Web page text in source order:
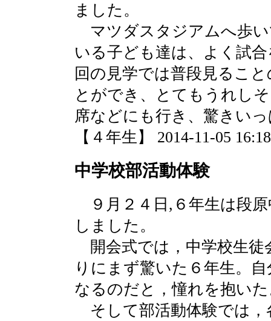
ました。
マツダスタジアムへ歩
いる子ども達は、よく試
回の見学では普段見るこ
とができ、とてもうれし
席などにも行き、驚きい
【４年生】 2014-11-05
中学校部活動体験
９月２４日,６年生は段
しました。
開会式では，中学校生徒
りにまず驚いた６年生。
なるのだと，憧れを抱い
そして部活動体験では，